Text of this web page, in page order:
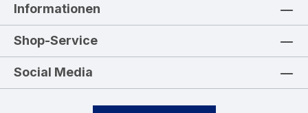
Informationen
Shop-Service
Social Media